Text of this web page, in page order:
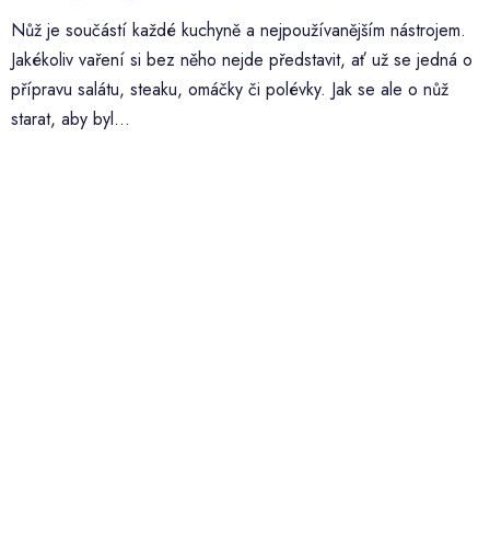
Nůž je součástí každé kuchyně a nejpoužívanějším nástrojem.
Jakékoliv vaření si bez něho nejde představit, ať už se jedná o
přípravu salátu, steaku, omáčky či polévky. Jak se ale o nůž
starat, aby byl...